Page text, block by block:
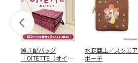
置き配バッグ
「OITETTE（オイテ
水森亜土／スクエア
ポーチ